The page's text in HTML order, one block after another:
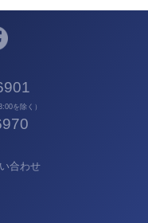
を除く）
合わせ